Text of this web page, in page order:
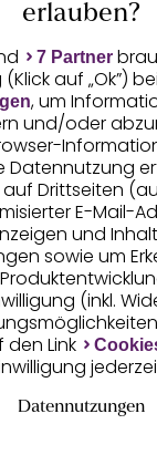
erlauben?
7 Partner
auf „Ok”)
, um
und/oder
Datennutzung
Drittseiten
E-Mail-
und
sowie um
(inkl.
den Link
Datennutzungen